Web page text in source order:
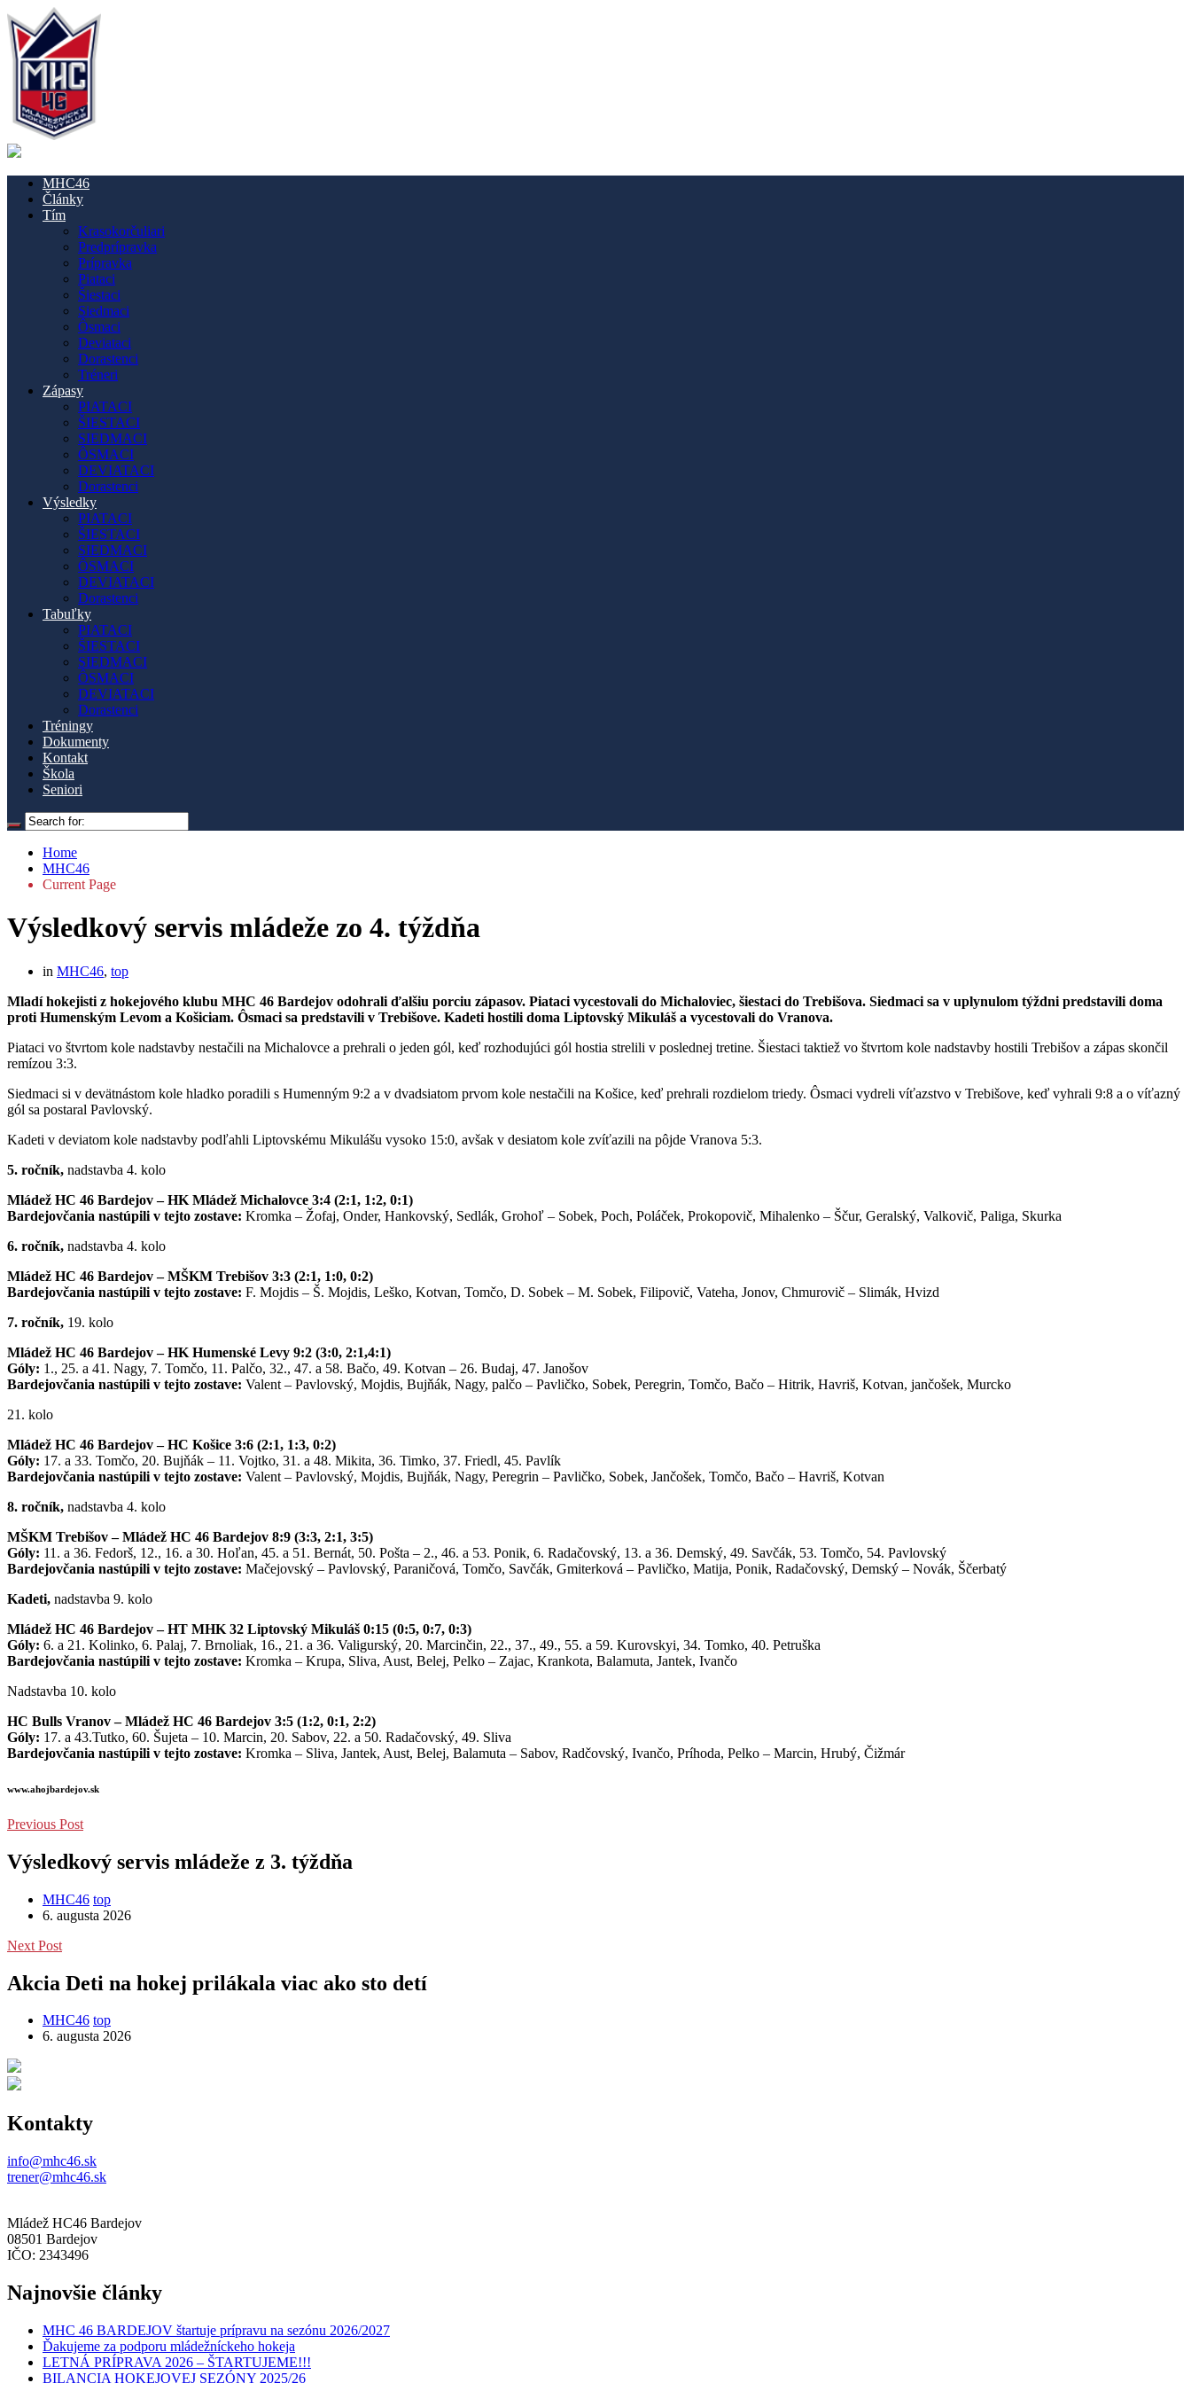
MHC46
Články
Tím
Krasokorčuliari
Predprípravka
Prípravka
Piataci
Šiestaci
Siedmaci
Ôsmaci
Deviataci
Dorastenci
Tréneri
Zápasy
PIATACI
ŠIESTACI
SIEDMACI
ÔSMACI
DEVIATACI
Dorastenci
Výsledky
PIATACI
ŠIESTACI
SIEDMACI
ÔSMACI
DEVIATACI
Dorastenci
Tabuľky
PIATACI
ŠIESTACI
SIEDMACI
ÔSMACI
DEVIATACI
Dorastenci
Tréningy
Dokumenty
Kontakt
Škola
Seniori
Home
MHC46
Current Page
Výsledkový servis mládeže zo 4. týždňa
in MHC46, top
Mladí hokejisti z hokejového klubu MHC 46 Bardejov odohrali ďalšiu porciu zápasov. Piataci vycestovali do Michaloviec, šiestaci do Trebišova. Siedmaci sa v uplynulom týždni predstavili doma
proti Humenským Levom a Košiciam. Ôsmaci sa predstavili v Trebišove. Kadeti hostili doma Liptovský Mikuláš a vycestovali do Vranova.
Piataci vo štvrtom kole nadstavby nestačili na Michalovce a prehrali o jeden gól, keď rozhodujúci gól hostia strelili v poslednej tretine. Šiestaci taktiež vo štvrtom kole nadstavby hostili Trebišov a zápas skončil
remízou 3:3.
Siedmaci si v devätnástom kole hladko poradili s Humenným 9:2 a v dvadsiatom prvom kole nestačili na Košice, keď prehrali rozdielom triedy. Ôsmaci vydreli víťazstvo v Trebišove, keď vyhrali 9:8 a o víťazný
gól sa postaral Pavlovský.
Kadeti v deviatom kole nadstavby podľahli Liptovskému Mikulášu vysoko 15:0, avšak v desiatom kole zvíťazili na pôjde Vranova 5:3.
5. ročník, nadstavba 4. kolo
Mládež HC 46 Bardejov – HK Mládež Michalovce 3:4 (2:1, 1:2, 0:1)
Bardejovčania nastúpili v tejto zostave: Kromka – Žofaj, Onder, Hankovský, Sedlák, Grohoľ – Sobek, Poch, Poláček, Prokopovič, Mihalenko – Ščur, Geralský, Valkovič, Paliga, Skurka
6. ročník, nadstavba 4. kolo
Mládež HC 46 Bardejov – MŠKM Trebišov 3:3 (2:1, 1:0, 0:2)
Bardejovčania nastúpili v tejto zostave: F. Mojdis – Š. Mojdis, Leško, Kotvan, Tomčo, D. Sobek – M. Sobek, Filipovič, Vateha, Jonov, Chmurovič – Slimák, Hvizd
7. ročník, 19. kolo
Mládež HC 46 Bardejov – HK Humenské Levy 9:2 (3:0, 2:1,4:1)
Góly: 1., 25. a 41. Nagy, 7. Tomčo, 11. Palčo, 32., 47. a 58. Bačo, 49. Kotvan – 26. Budaj, 47. Janošov
Bardejovčania nastúpili v tejto zostave: Valent – Pavlovský, Mojdis, Bujňák, Nagy, palčo – Pavličko, Sobek, Peregrin, Tomčo, Bačo – Hitrik, Havriš, Kotvan, jančošek, Murcko
21. kolo
Mládež HC 46 Bardejov – HC Košice 3:6 (2:1, 1:3, 0:2)
Góly: 17. a 33. Tomčo, 20. Bujňák – 11. Vojtko, 31. a 48. Mikita, 36. Timko, 37. Friedl, 45. Pavlík
Bardejovčania nastúpili v tejto zostave: Valent – Pavlovský, Mojdis, Bujňák, Nagy, Peregrin – Pavličko, Sobek, Jančošek, Tomčo, Bačo – Havriš, Kotvan
8. ročník, nadstavba 4. kolo
MŠKM Trebišov – Mládež HC 46 Bardejov 8:9 (3:3, 2:1, 3:5)
Góly: 11. a 36. Fedorš, 12., 16. a 30. Hoľan, 45. a 51. Bernát, 50. Pošta – 2., 46. a 53. Ponik, 6. Radačovský, 13. a 36. Demský, 49. Savčák, 53. Tomčo, 54. Pavlovský
Bardejovčania nastúpili v tejto zostave: Mačejovský – Pavlovský, Paraničová, Tomčo, Savčák, Gmiterková – Pavličko, Matija, Ponik, Radačovský, Demský – Novák, Ščerbatý
Kadeti, nadstavba 9. kolo
Mládež HC 46 Bardejov – HT MHK 32 Liptovský Mikuláš 0:15 (0:5, 0:7, 0:3)
Góly: 6. a 21. Kolinko, 6. Palaj, 7. Brnoliak, 16., 21. a 36. Valigurský, 20. Marcinčin, 22., 37., 49., 55. a 59. Kurovskyi, 34. Tomko, 40. Petruška
Bardejovčania nastúpili v tejto zostave: Kromka – Krupa, Sliva, Aust, Belej, Pelko – Zajac, Krankota, Balamuta, Jantek, Ivančo
Nadstavba 10. kolo
HC Bulls Vranov – Mládež HC 46 Bardejov 3:5 (1:2, 0:1, 2:2)
Góly: 17. a 43.Tutko, 60. Šujeta – 10. Marcin, 20. Sabov, 22. a 50. Radačovský, 49. Sliva
Bardejovčania nastúpili v tejto zostave: Kromka – Sliva, Jantek, Aust, Belej, Balamuta – Sabov, Radčovský, Ivančo, Príhoda, Pelko – Marcin, Hrubý, Čižmár
www.ahojbardejov.sk
Previous Post
Výsledkový servis mládeže z 3. týždňa
MHC46 top
6. augusta 2026
Next Post
Akcia Deti na hokej prilákala viac ako sto detí
MHC46 top
6. augusta 2026
Kontakty
info@mhc46.sk
trener@mhc46.sk
Mládež HC46 Bardejov
08501 Bardejov
IČO: 2343496
Najnovšie články
MHC 46 BARDEJOV štartuje prípravu na sezónu 2026/2027
Ďakujeme za podporu mládežníckeho hokeja
LETNÁ PRÍPRAVA 2026 – ŠTARTUJEME!!!
BILANCIA HOKEJOVEJ SEZÓNY 2025/26